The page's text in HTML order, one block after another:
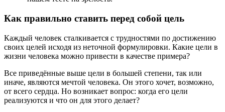
Как правильно ставить перед собой цель
Каждый человек сталкивается с трудностями по достижению
своих целей исходя из неточной формулировки. Какие цели в
жизни человека можно привести в качестве примера?
Все приведённые выше цели в большей степени, так или
иначе, являются мечтой человека. Он этого хочет, возможно,
от всего сердца. Но возникает вопрос: когда его цели
реализуются и что он для этого делает?